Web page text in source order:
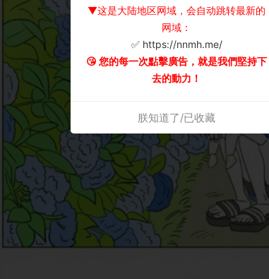
▼这是大陆地区网域，会自动跳转最新的
网域：
✅ https://nnmh.me/
😘 您的每一次點擊廣告，就是我們堅持下
去的動力！
朕知道了/已收藏